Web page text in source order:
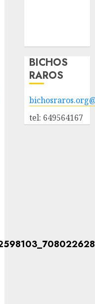
BICHOS
RAROS
tel: 649564167